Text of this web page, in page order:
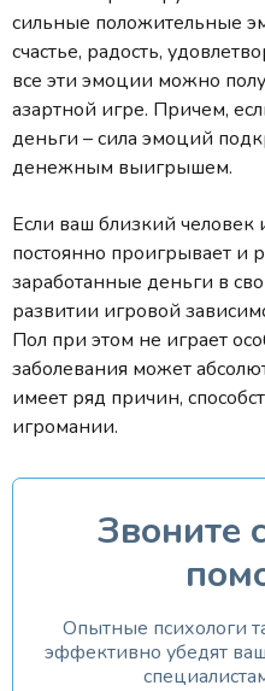
сильные положительные
счастье, радость,
все эти эмоции можно
азартной игре. Причем,
деньги – сила эмоций
денежным выигрышем.
Если ваш близкий человек
постоянно проигрывает и
заработанные деньги в
развитии игровой
Пол при этом не играет
заболевания может
имеет ряд причин,
игромании.
Звоните
Опытные психологи
эффективно убедят